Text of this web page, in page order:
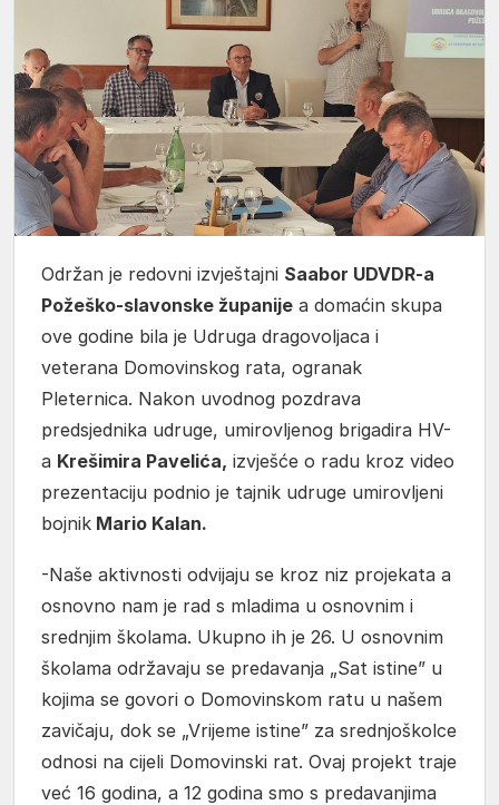
Održan je redovni izvještajni Saabor UDVDR-a
Požeško-slavonske županije a domaćin skupa
ove godine bila je Udruga dragovoljaca i
veterana Domovinskog rata, ogranak
Pleternica. Nakon uvodnog pozdrava
predsjednika udruge, umirovljenog brigadira HV-
a Krešimira Pavelića, izvješće o radu kroz video
prezentaciju podnio je tajnik udruge umirovljeni
bojnik Mario Kalan.
-Naše aktivnosti odvijaju se kroz niz projekata a
osnovno nam je rad s mladima u osnovnim i
srednjim školama. Ukupno ih je 26. U osnovnim
školama održavaju se predavanja „Sat istine” u
kojima se govori o Domovinskom ratu u našem
zavičaju, dok se „Vrijeme istine” za srednjoškolce
odnosi na cijeli Domovinski rat. Ovaj projekt traje
već 16 godina, a 12 godina smo s predavanjima